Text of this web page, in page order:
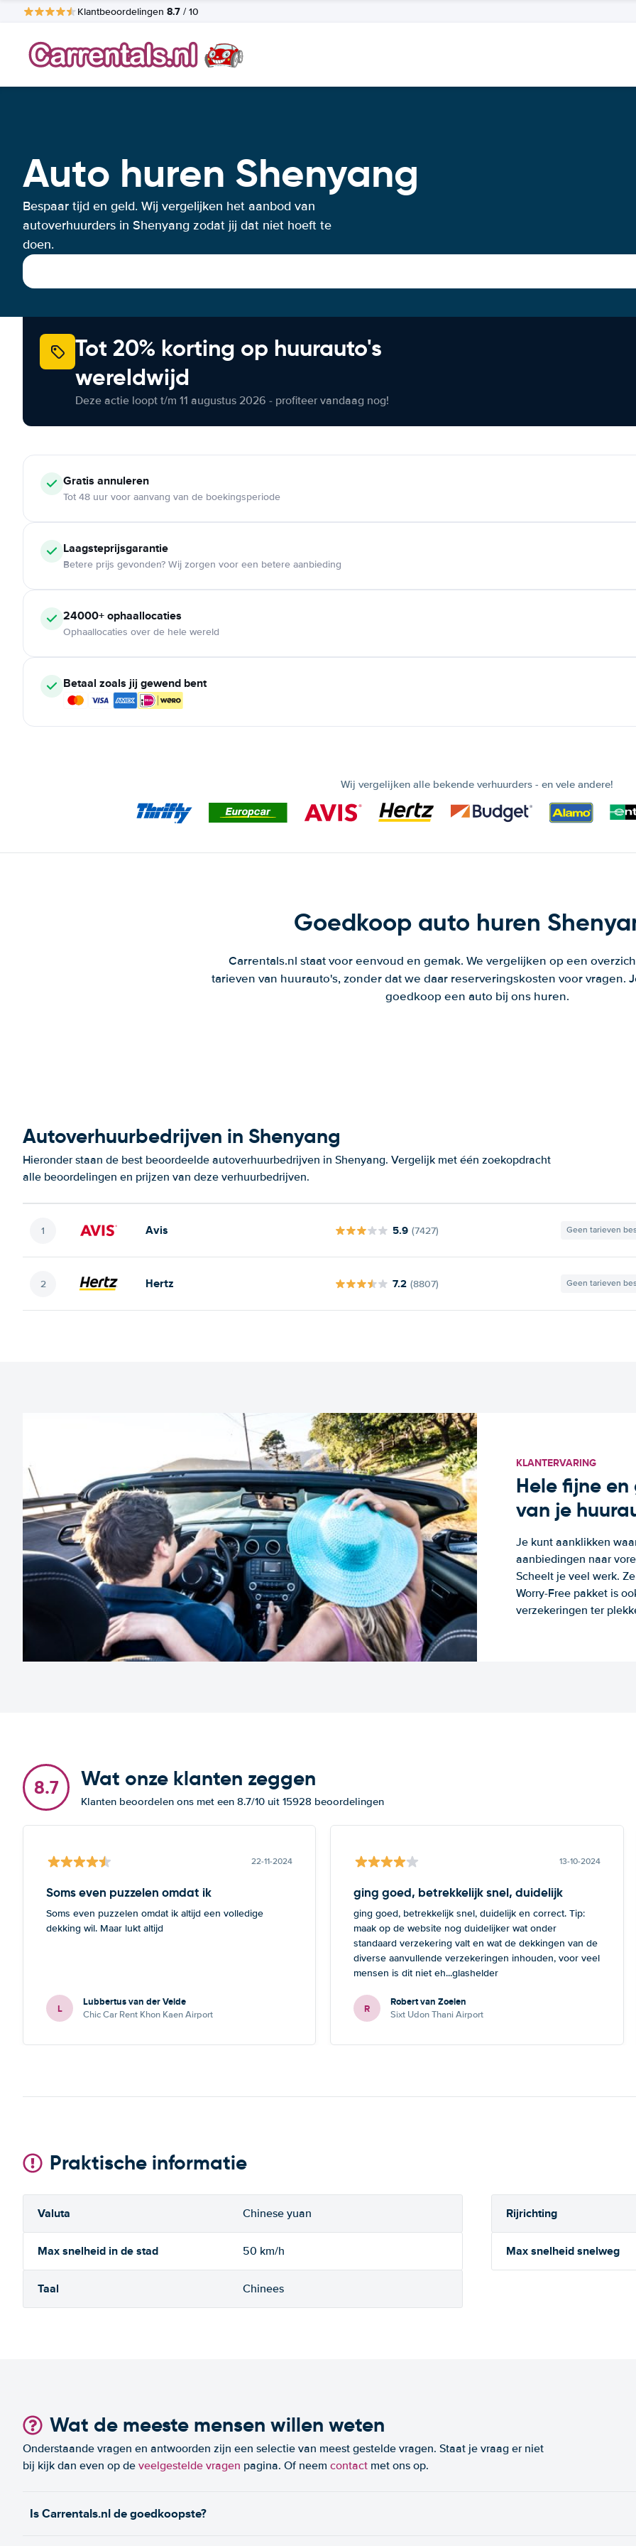
Klantbeoordelingen 8.7 / 10
Auto huren Shenyang
Bespaar tijd en geld. Wij vergelijken het aanbod van
autoverhuurders in Shenyang zodat jij dat niet hoeft te
doen.
Tot 20% korting op huurauto's
wereldwijd
Deze actie loopt t/m 11 augustus 2026 - profiteer vandaag nog!
Gratis annuleren
Tot 48 uur voor aanvang van de boekingsperiode
Laagsteprijsgarantie
Betere prijs gevonden? Wij zorgen voor een betere aanbieding
24000+ ophaallocaties
Ophaallocaties over de hele wereld
Betaal zoals jij gewend bent
Wij vergelijken alle bekende verhuurders - en vele andere!
Goedkoop auto huren
Carrentals.nl staat voor eenvoud en gemak. We vergelijken op een
tarieven van huurauto's, zonder dat we daar reserveringskosten voor vragen.
goedkoop een auto bij ons huren.
Autoverhuurbedrijven in Shenyang
Hieronder staan de best beoordeelde autoverhuurbedrijven in Shenyang. Vergelijk met één zoekopdracht
alle beoordelingen en prijzen van deze verhuurbedrijven.
Avis 5.9 (7427) Geen tarieven
Hertz 7.2 (8807) Geen tarieven
KLANTERVARING
Hele fijne
van je
Je kunt aanklikken
aanbiedingen naar
Scheelt je veel werk.
Worry-Free pakket is
verzekeringen ter
8.7 Wat onze klanten zeggen
Klanten beoordelen ons met een 8.7/10 uit 15928 beoordelingen
22-11-2024
Soms even puzzelen omdat ik
Soms even puzzelen omdat ik altijd een volledige
dekking wil. Maar lukt altijd
L Lubbertus van der Velde
Chic Car Rent Khon Kaen Airport
13-10-2024
ging goed, betrekkelijk snel, duidelijk
ging goed, betrekkelijk snel, duidelijk en correct. Tip:
maak op de website nog duidelijker wat onder
standaard verzekering valt en wat de dekkingen van de
diverse aanvullende verzekeringen inhouden, voor veel
mensen is dit niet eh...glashelder
R Robert van Zoelen
Sixt Udon Thani Airport
Praktische informatie
Valuta Chinese yuan Rijrichting
Max snelheid in de stad 50 km/h Max snelheid snelweg
Taal Chinees
Wat de meeste mensen willen weten
Onderstaande vragen en antwoorden zijn een selectie van meest gestelde vragen. Staat je vraag er niet
bij kijk dan even op de veelgestelde vragen pagina. Of neem contact met ons op.
Is Carrentals.nl de goedkoopste?